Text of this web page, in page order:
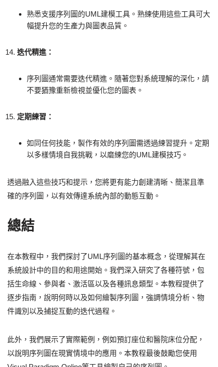
熟悉支援序列圖的UML建模工具。熟練使用這些工具可大
幅提升您的生產力與圖表品質。
迭代精進：
序列圖通常需要迭代精進。隨著您對系統理解的深化，請
不要猶豫重新檢視並優化您的圖表。
定期練習：
如同任何技能，製作有效的序列圖需透過練習提升。定期
以多樣情境自我挑戰，以磨練您的UML建模技巧。
透過融入這些技巧和提示，您將更有能力創建清晰、簡潔且準
確的序列圖，以有效傳達系統內部的動態互動。
總結
在本教程中，我們探討了UML序列圖的基本概念，從理解其在
系統設計中的目的和用途開始。我們深入研究了各種符號，包
括生命線、參與者、激活區以及各種訊息類型。本教程提供了
逐步指南，說明何時以及如何繪製序列圖，強調情境分析、物
件識別以及捕捉互動的迭代過程。
此外，我們展示了實際範例，例如預訂座位和醫院床位分配，
以說明序列圖在現實情境中的應用。本教程最後鼓勵您使用